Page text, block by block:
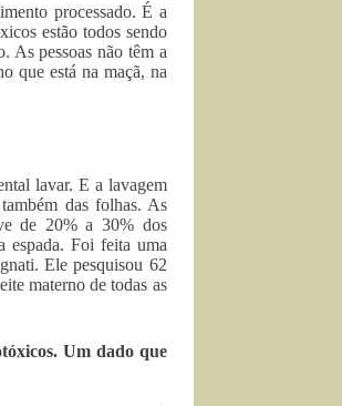
processado. É a
estão todos sendo
As pessoas não têm a
que está na maçã, na
lavar. E a lavagem
das folhas. As
de 20% a 30% dos
espada. Foi feita uma
Ele pesquisou 62
materno de todas as
Um dado que